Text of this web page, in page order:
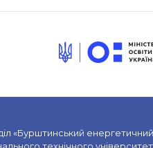
«Бурштинський
технічного